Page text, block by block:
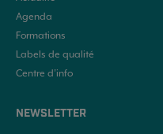
Agenda
Formations
Labels de qualité
Centre d’info
NEWSLETTER